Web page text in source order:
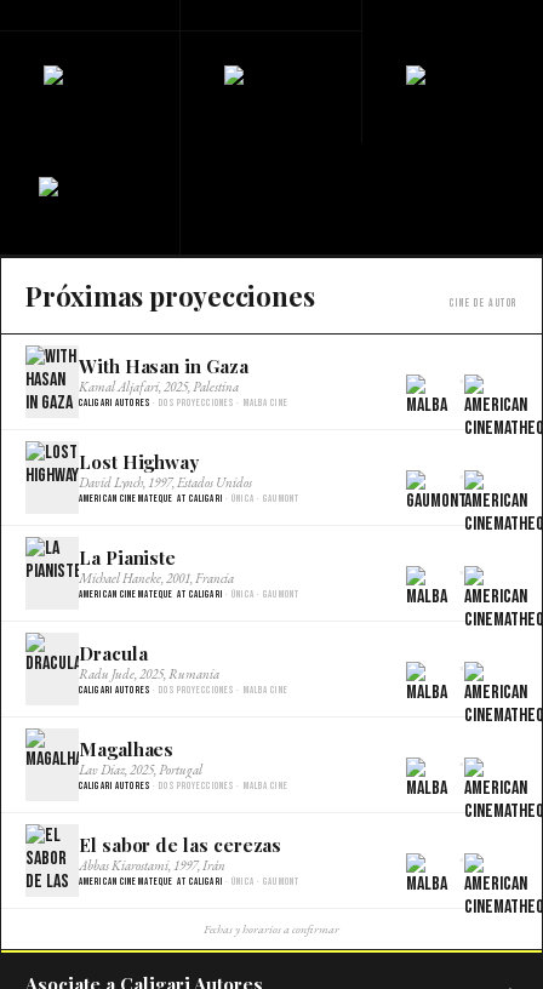
Próximas proyecciones Cine de autor
With Hasan in Gaza
Kamal Aljafari, 2025, Palestina
Caligari Autores · Dos proyecciones · Malba Cine
×
Lost Highway
David Lynch, 1997, Estados Unidos
American Cinemateque at Caligari · Única · Gaumont
×
La Pianiste
Michael Haneke, 2001, Francia
American Cinemateque at Caligari · Única · Gaumont
×
Dracula
Radu Jude, 2025, Rumania
Caligari Autores · Dos proyecciones · Malba Cine
×
Magalhaes
Lav Diaz, 2025, Portugal
Caligari Autores · Dos proyecciones · Malba Cine
×
El sabor de las cerezas
Abbas Kiarostami, 1997, Irán
American Cinemateque at Caligari · Única · Gaumont
×
Fechas y horarios a confirmar
Asociate a Caligari Autores